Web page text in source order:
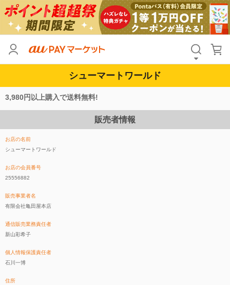
シューマートワールド
3,980円以上購入で送料無料!
販売者情報
お店の名前
シューマートワールド
お店の会員番号
25556882
販売事業者名
有限会社亀田屋本店
通信販売業務責任者
新山彩希子
個人情報保護責任者
石川一博
住所